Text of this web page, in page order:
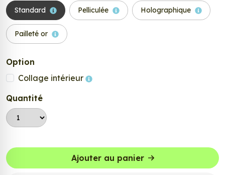
Standard Pelliculée Holographique
Pailleté or
Option
Collage intérieur
Quantité
Ajouter au panier